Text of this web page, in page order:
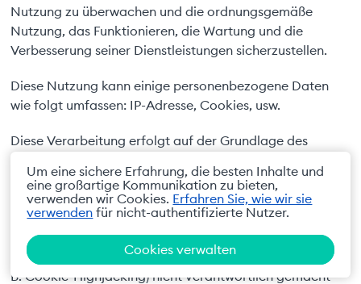
Nutzung zu überwachen und die ordnungsgemäße
Nutzung, das Funktionieren, die Wartung und die
Verbesserung seiner Dienstleistungen sicherzustellen.
Diese Nutzung kann einige personenbezogene Daten
wie folgt umfassen: IP-Adresse, Cookies, usw.
Diese Verarbeitung erfolgt auf der Grundlage des
Absatz 1 Buchstabe f der DSGVO) und basiert auf den
oben genannten Zwecken. Mit der Nutzung unserer
Dienste erklären sich die Nutzer damit einverstanden,
dass Novoresume im Falle einer unbefugten und
unrechtmäßigen Nutzung durch solche Drittanbieter (z.
B. Cookie-Highjacking) nicht verantwortlich gemacht
Um eine sichere Erfahrung, die besten Inhalte und
eine großartige Kommunikation zu bieten,
verwenden wir Cookies. Erfahren Sie, wie wir sie
verwenden für nicht-authentifizierte Nutzer.
Cookies verwalten